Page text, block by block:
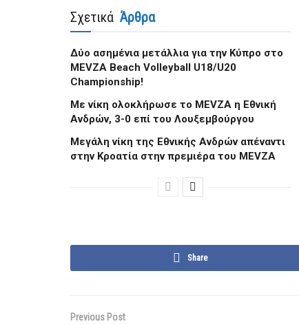
Σχετικά Άρθρα
Δύο ασημένια μετάλλια για την Κύπρο στο
MEVZA Beach Volleyball U18/U20
Championship!
Με νίκη ολοκλήρωσε το MEVZA η Εθνική
Ανδρών, 3-0 επί του Λουξεμβούργου
Μεγάλη νίκη της Εθνικής Ανδρών απέναντι
στην Κροατία στην πρεμιέρα του MEVZA
Share
Previous Post